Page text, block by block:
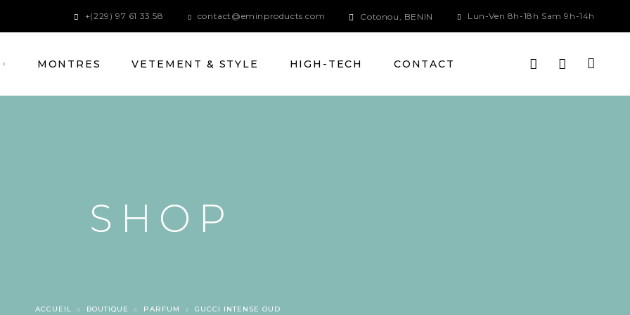
+(229) 97 61 33 58 contact@eminproducts.com Cotonou, BENIN Lun-Ven 8h-18h Sam 9h-14h
MONTRES VETEMENT & STYLE HIGH-TECH CONTACT
SHOP
ACCUEIL BOUTIQUE PARFUM GUCCI INTENSE OUD